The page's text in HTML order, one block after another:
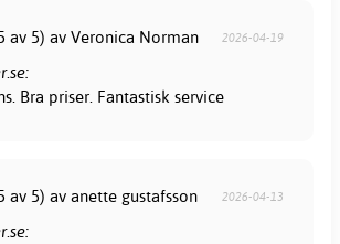
av 5) av Veronica Norman 2026-04-19
Bra priser. Fantastisk service
av 5) av anette gustafsson 2026-04-13